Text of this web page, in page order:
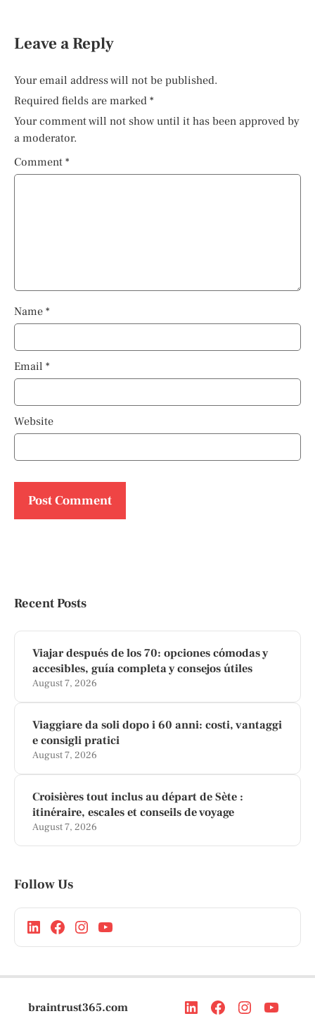
Leave a Reply
Your email address will not be published.
Required fields are marked *
Your comment will not show until it has been approved by
a moderator.
Comment *
Name *
Email *
Website
Recent Posts
Viajar después de los 70: opciones cómodas y
accesibles, guía completa y consejos útiles
August 7, 2026
Viaggiare da soli dopo i 60 anni: costi, vantaggi
e consigli pratici
August 7, 2026
Croisières tout inclus au départ de Sète :
itinéraire, escales et conseils de voyage
August 7, 2026
Follow Us
braintrust365.com